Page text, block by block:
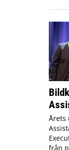
Årets
från